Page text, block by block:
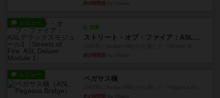
約2時間前
レビュー
充実
ストリート・オブ・ファイア：ASLデラックスモジュール1
約2時間前
レビュー ペガサス橋
約2時間前